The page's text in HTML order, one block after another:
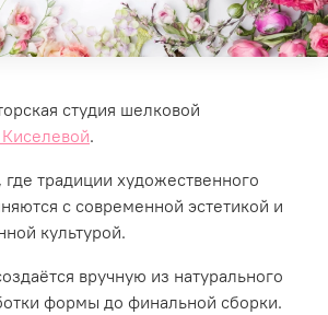
студия шелковой
.
где традиции художественного
с современной эстетикой и
культурой.
вручную из натурального
формы до финальной сборки.